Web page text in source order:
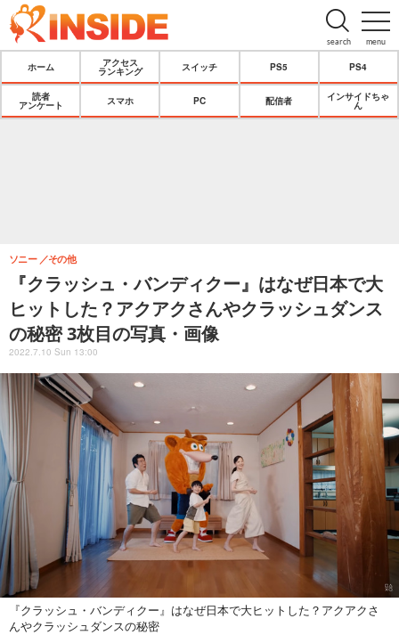
menu
search
ホーム
アクセス
ランキング
スイッチ PS5 PS4
読者
アンケート
スマホ PC 配信者
インサイドちゃ
ん
『クラッシュ・バンディクー』はなぜ日本で大
ヒットした？アクアクさんやクラッシュダンス
の秘密 3枚目の写真・画像
ソニー その他
2022.7.10 Sun 13:00
『クラッシュ・バンディクー』はなぜ日本で大ヒットした？アクアクさ
んやクラッシュダンスの秘密